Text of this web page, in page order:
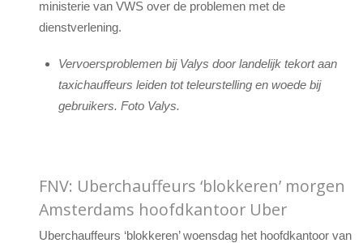
ministerie van VWS over de problemen met de
dienstverlening.
Vervoersproblemen bij Valys door landelijk tekort aan
taxichauffeurs leiden tot teleurstelling en woede bij
gebruikers. Foto Valys.
FNV: Uberchauffeurs ‘blokkeren’ morgen
Amsterdams hoofdkantoor Uber
Uberchauffeurs ‘blokkeren’ woensdag het hoofdkantoor van